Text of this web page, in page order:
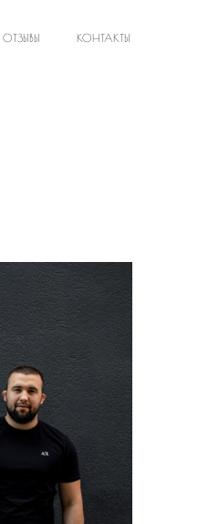
ОТЗЫВЫ КОНТАКТЫ